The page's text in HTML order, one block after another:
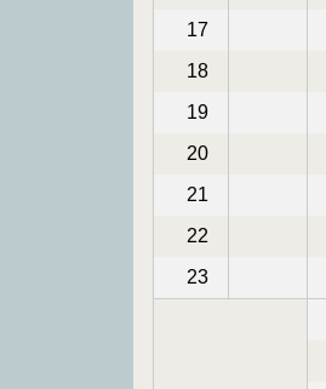
17
18
19
20
21
22
23